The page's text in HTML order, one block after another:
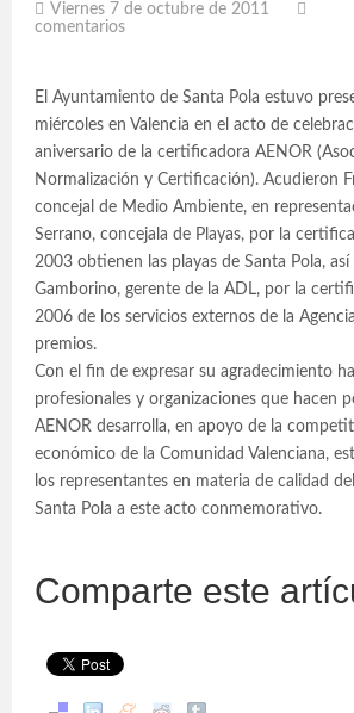
Viernes 7 de octubre de 2011
comentarios
El Ayuntamiento de Santa Pola estuvo
miércoles en Valencia en el acto de
aniversario de la certificadora AENOR
Normalización y Certificación). Acudieron
concejal de Medio Ambiente, en
Serrano, concejala de Playas, por la
2003 obtienen las playas de Santa Pola,
Gamborino, gerente de la ADL, por la
2006 de los servicios externos de la
premios.
Con el fin de expresar su agradecimiento
profesionales y organizaciones que hacen
AENOR desarrolla, en apoyo de la
económico de la Comunidad Valenciana,
los representantes en materia de calidad
Santa Pola a este acto conmemorativo.
Comparte este